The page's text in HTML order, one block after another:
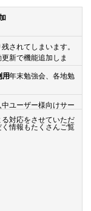
されてしまいます。
新で機能追加しま
年末勉強会、各地勉
用
ユーザー様向けサー
情報もたくさんご覧
対応をさせていただ